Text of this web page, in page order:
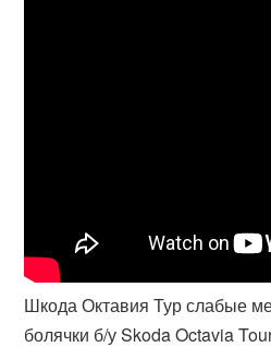
Шкода Октавия Тур слабые
болячки б/у Skoda Octavia